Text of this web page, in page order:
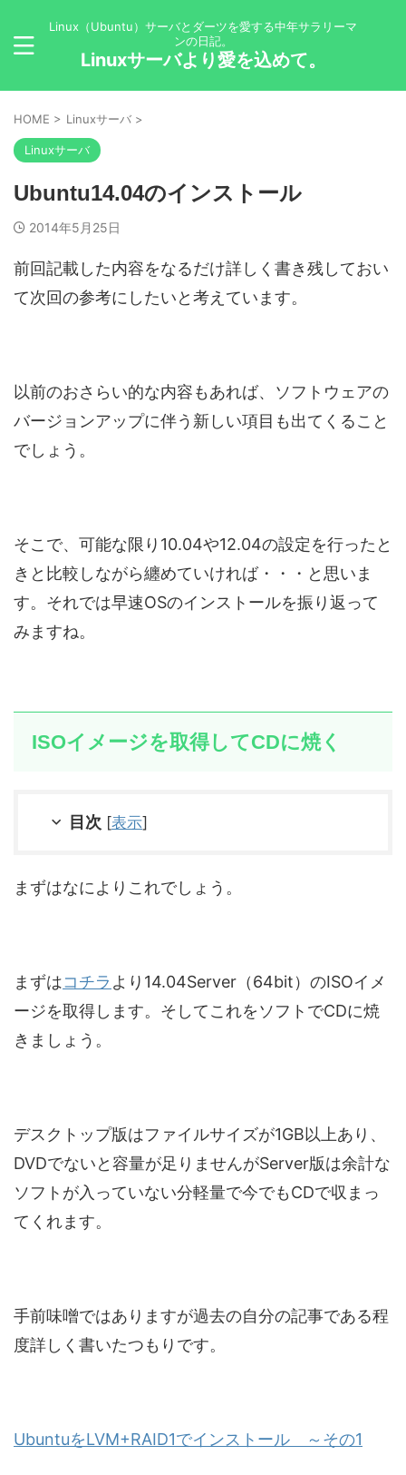
Linux（Ubuntu）サーバとダーツを愛する中年サラリーマ
ンの日記。
Linuxサーバより愛を込めて。
HOME > Linuxサーバ >
Linuxサーバ
Ubuntu14.04のインストール
2014年5月25日
前回記載した内容をなるだけ詳しく書き残しておい
て次回の参考にしたいと考えています。
以前のおさらい的な内容もあれば、ソフトウェアの
バージョンアップに伴う新しい項目も出てくること
でしょう。
そこで、可能な限り10.04や12.04の設定を行ったと
きと比較しながら纏めていければ・・・と思いま
す。それでは早速OSのインストールを振り返って
みますね。
ISOイメージを取得してCDに焼く
目次 [表示]
まずはなによりこれでしょう。
まずはコチラ より14.04Server（64bit）のISOイメ
ージを取得します。そしてこれをソフトでCDに焼
きましょう。
デスクトップ版はファイルサイズが1GB以上あり、
DVDでないと容量が足りませんがServer版は余計な
ソフトが入っていない分軽量で今でもCDで収まっ
てくれます。
手前味噌ではありますが過去の自分の記事である程
度詳しく書いたつもりです。
UbuntuをLVM+RAID1でインストール ～その1